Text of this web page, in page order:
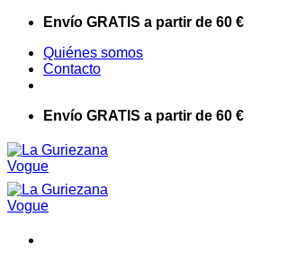
Saltar
contenido
Envío GRATIS a partir de 60 €
Quiénes somos
Contacto
Envío GRATIS a partir de 60 €